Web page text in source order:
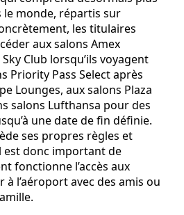
le monde, répartis sur
les titulaires
aux salons Amex
Club lorsqu’ils voyagent
Priority Pass Select après
Lounges, aux salons Plaza
salons Lufthansa pour des
une date de fin définie.
ses propres règles et
est donc important de
fonctionne l’accès aux
à l’aéroport avec des amis ou